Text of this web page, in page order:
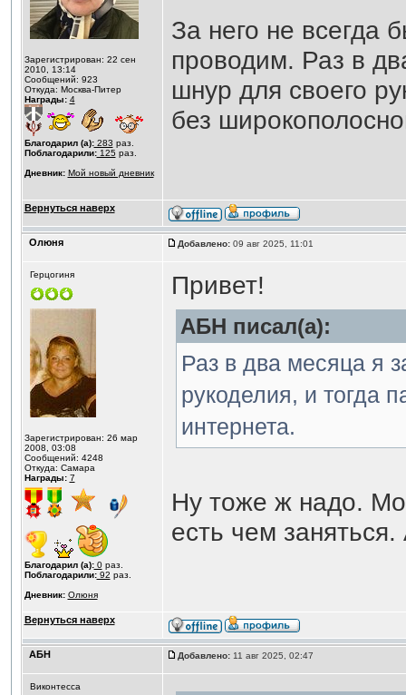
Зарегистрирован: 22 сен
2010, 13:14
Сообщений: 923
Откуда: Москва-Питер
Награды: 4
Благодарил (а):283 раз.
Поблагодарили:125 раз.
Дневник: Мой новый дневник
За него не всегда
проводим. Раз в
шнур для своего
без
Вернуться наверх
Олюня Добавлено:09 авг 2025, 11:01
Герцогиня
Зарегистрирован: 26 мар
2008, 03:08
Сообщений: 4248
Откуда: Самара
Награды: 7
Благодарил (а):0раз.
Поблагодарили:92 раз.
Дневник: Олюня
Привет!
АБН писал(а):
Раз в два месяца я
рукоделия, и тогда
интернета.
Ну тоже ж надо.
есть чем
Вернуться наверх
АБН Добавлено:11 авг 2025, 02:47
Виконтесса